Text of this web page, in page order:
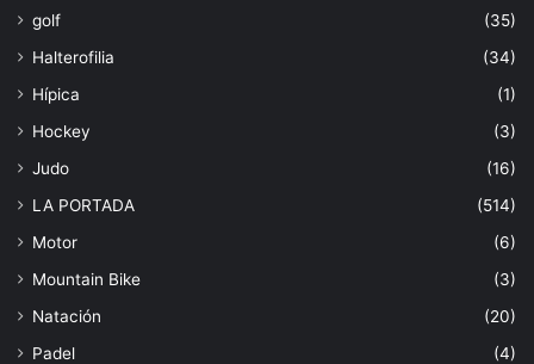
golf
(35)
Halterofilia
(34)
Hípica
(1)
Hockey
(3)
Judo
(16)
LA PORTADA
(514)
Motor
(6)
Mountain Bike
(3)
Natación
(20)
Padel
(4)